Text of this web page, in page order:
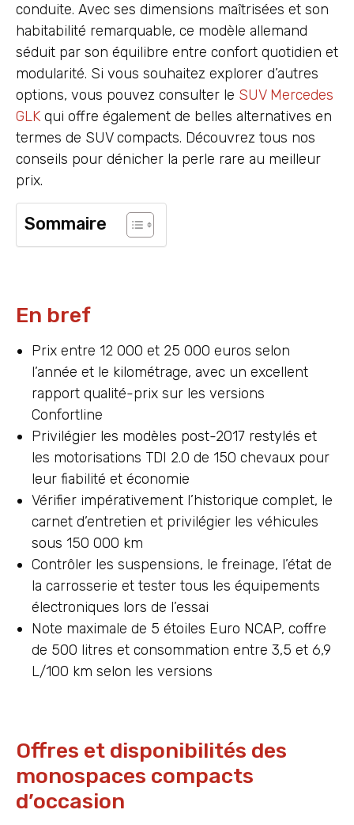
conduite. Avec ses dimensions maîtrisées et son
habitabilité remarquable, ce modèle allemand
séduit par son équilibre entre confort quotidien et
modularité. Si vous souhaitez explorer d’autres
options, vous pouvez consulter le SUV Mercedes
GLK qui offre également de belles alternatives en
termes de SUV compacts. Découvrez tous nos
conseils pour dénicher la perle rare au meilleur
prix.
Sommaire
En bref
Prix entre 12 000 et 25 000 euros selon
l’année et le kilométrage, avec un excellent
rapport qualité-prix sur les versions
Confortline
Privilégier les modèles post-2017 restylés et
les motorisations TDI 2.0 de 150 chevaux pour
leur fiabilité et économie
Vérifier impérativement l’historique complet, le
carnet d’entretien et privilégier les véhicules
sous 150 000 km
Contrôler les suspensions, le freinage, l’état de
la carrosserie et tester tous les équipements
électroniques lors de l’essai
Note maximale de 5 étoiles Euro NCAP, coffre
de 500 litres et consommation entre 3,5 et 6,9
L/100 km selon les versions
Offres et disponibilités des
monospaces compacts
d’occasion